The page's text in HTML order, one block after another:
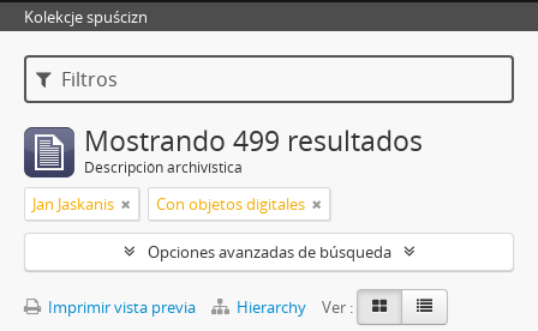
Kolekcje spuścizn
Filtros
Mostrando 499 resultados
Descripción archivística
Jan Jaskanis Con objetos digitales
Opciones avanzadas de búsqueda
Imprimir vista previa Hierarchy
Ver :